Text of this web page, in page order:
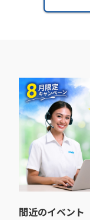
間近のイベント​